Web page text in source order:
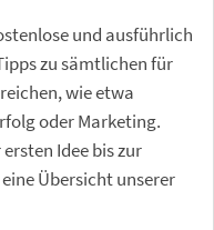
und ausführlich
zu sämtlichen für
wie etwa
oder Marketing.
Idee bis zur
Übersicht unserer